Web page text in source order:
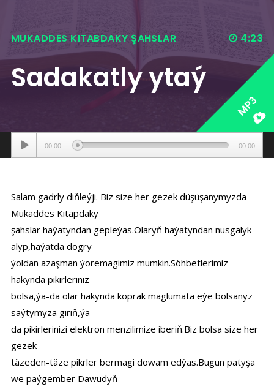
MUKADDES KITABDAKY ŞAHSLAR 4:23
Sadakatly ytaý
MP3
Аудиоплеер
00:00 00:00
Salam gadrly diňleýji. Biz size her gezek düşüşanymyzda
Mukaddes Kitapdaky
şahslar haýatyndan gepleýas.Olaryň haýatyndan nusgalyk
alyp,haýatda dogry
ýoldan azaşman ýoremagimiz mumkin.Söhbetlerimiz
hakynda pikirleriniz
bolsa,ýa-da olar hakynda koprak maglumata eýe bolsanyz
saýtymyza giriň,ýa-
da pikirlerinizi elektron menzilimize iberiň.Biz bolsa size her
gezek
täzeden-täze pikrler bermagi dowam edýas.Bugun patyşa
we paýgember Dawudyň